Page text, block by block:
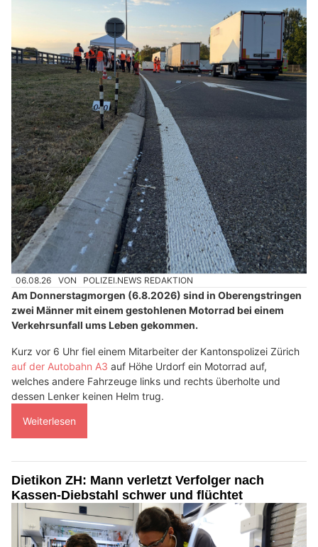
06.08.26 VON POLIZEI.NEWS REDAKTION
Am Donnerstagmorgen (6.8.2026) sind in Oberengstringen
zwei Männer mit einem gestohlenen Motorrad bei einem
Verkehrsunfall ums Leben gekommen.
Kurz vor 6 Uhr fiel einem Mitarbeiter der Kantonspolizei Zürich
auf der Autobahn A3 auf Höhe Urdorf ein Motorrad auf,
welches andere Fahrzeuge links und rechts überholte und
dessen Lenker keinen Helm trug.
Weiterlesen
Dietikon ZH: Mann verletzt Verfolger nach
Kassen-Diebstahl schwer und flüchtet